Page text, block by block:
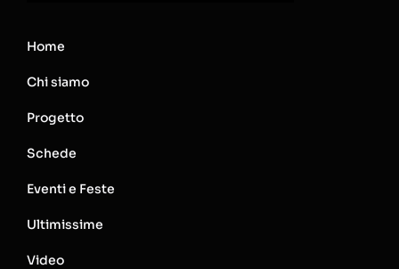
Home
Chi siamo
Progetto
Schede
Eventi e Feste
Ultimissime
Video